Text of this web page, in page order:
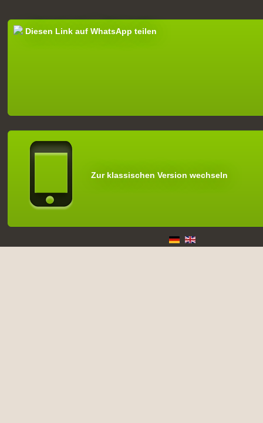
Diesen Link auf WhatsApp teilen
Zur klassischen Version wechseln